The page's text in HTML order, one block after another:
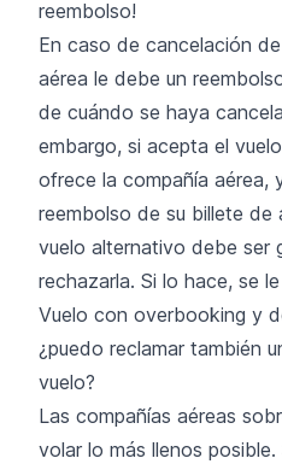
reembolso!
En caso de cancelación
aérea le debe un
de cuándo se haya
embargo, si acepta el
ofrece la compañía aérea,
reembolso de su billete de
vuelo alternativo debe ser
rechazarla. Si lo hace, se
Vuelo con overbooking y
¿puedo reclamar también
vuelo?
Las compañías aéreas
volar lo más llenos